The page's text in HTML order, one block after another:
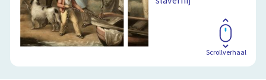
Scrollverhaal